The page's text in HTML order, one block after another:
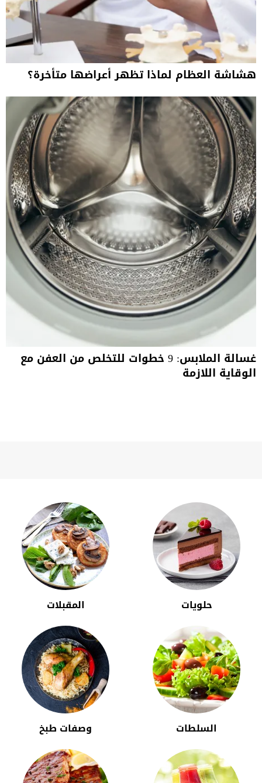
هشاشة العظام لماذا تظهر أعراضها متأخرة؟
غسالة الملابس: 9 خطوات للتخلص من العفن مع
الوقاية اللازمة
حلويات المقبلات
السلطات وصفات طبخ